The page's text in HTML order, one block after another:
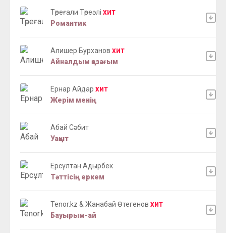
Төреғали Төреәлі ХИТ
Романтик
Алишер Бурханов ХИТ
Айналдым қазағым
Ернар Айдар ХИТ
Жерім менің
Абай Сәбит
Уақыт
Ерсұлтан Адырбек
Тәттісің еркем
Tenor.kz & Жанабай Өтегенов ХИТ
Бауырым-ай